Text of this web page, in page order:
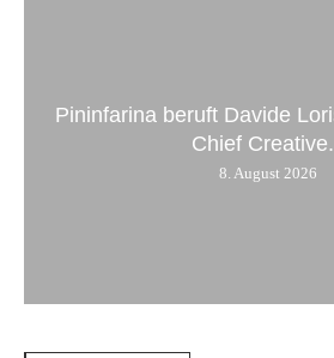
Pininfarina beruft Davide
Chief
8. August 2026